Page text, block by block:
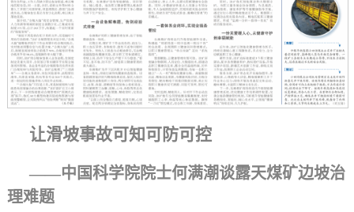
让滑坡事故可知可防可控
——中国科学院院士何满潮谈露天煤矿边坡治
理难题